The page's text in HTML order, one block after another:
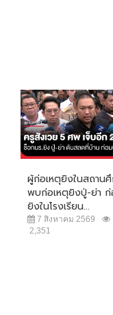
ผู้ก่อเหตุยิงในสถาน
พบก่อเหตุยิงปู่-ย่า
ยิงในโรงเรียน...
7 สิงหาคม 2569
2,351